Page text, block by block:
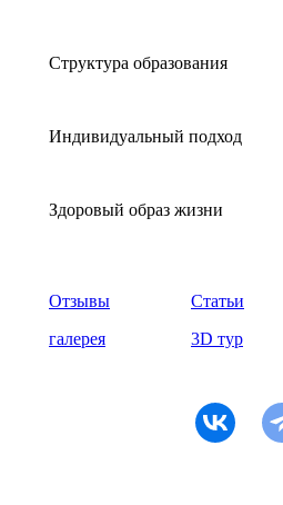
Структура образования
Индивидуальный подход
Здоровый образ жизни
Отзывы Статьи
галерея
3D тур